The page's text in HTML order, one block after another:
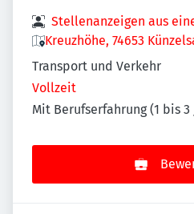
Stellenanzeigen aus
Kreuzhöhe, 74653
Transport und Verkehr
Vollzeit
Mit Berufserfahrung (1 bis 3